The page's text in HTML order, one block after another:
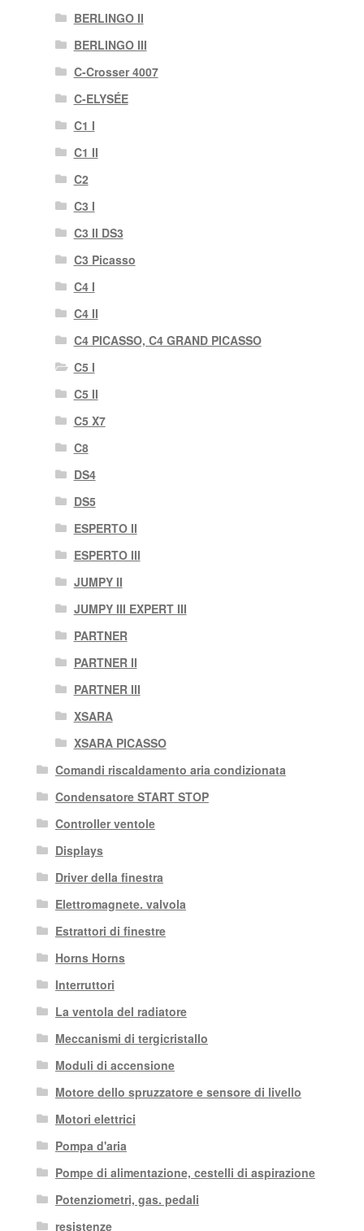
BERLINGO II
BERLINGO III
C-Crosser 4007
C-ELYSÉE
C1 I
C1 II
C2
C3 I
C3 II DS3
C3 Picasso
C4 I
C4 II
C4 PICASSO, C4 GRAND PICASSO
C5 I
C5 II
C5 X7
C8
DS4
DS5
ESPERTO II
ESPERTO III
JUMPY II
JUMPY III EXPERT III
PARTNER
PARTNER II
PARTNER III
XSARA
XSARA PICASSO
Comandi riscaldamento aria condizionata
Condensatore START STOP
Controller ventole
Displays
Driver della finestra
Elettromagnete. valvola
Estrattori di finestre
Horns Horns
Interruttori
La ventola del radiatore
Meccanismi di tergicristallo
Moduli di accensione
Motore dello spruzzatore e sensore di livello
Motori elettrici
Pompa d'aria
Pompe di alimentazione, cestelli di aspirazione
Potenziometri, gas. pedali
resistenze